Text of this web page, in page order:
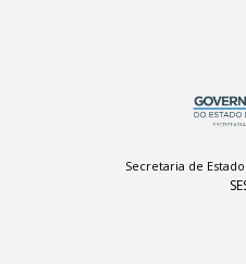
Secretaria de